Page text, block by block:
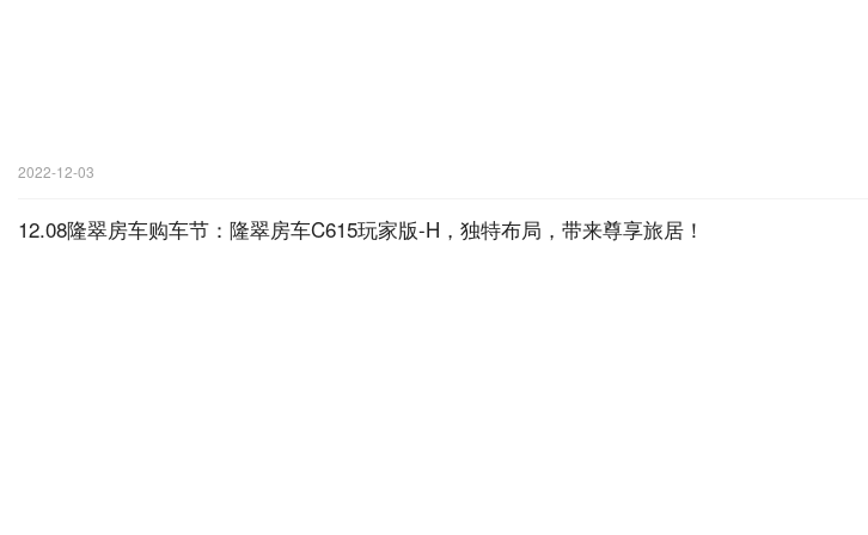
2022-12-03
12.08隆翠房车购车节：隆翠房车C615玩家版-H，独特布局，带来尊享旅居！